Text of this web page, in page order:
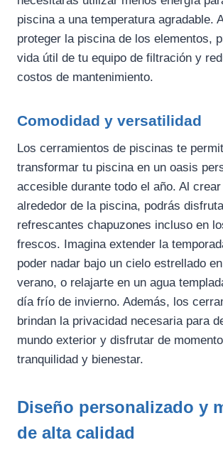
piscina a una temperatura agradable.
proteger la piscina de los elementos,
vida útil de tu equipo de filtración y
costos de mantenimiento.
Comodidad y versatilidad
Los cerramientos de piscinas te
transformar tu piscina en un oasis
accesible durante todo el año. Al
alrededor de la piscina, podrás
refrescantes chapuzones incluso en
frescos. Imagina extender la
poder nadar bajo un cielo estrellado
verano, o relajarte en un agua
día frío de invierno. Además, los
brindan la privacidad necesaria para
mundo exterior y disfrutar de
tranquilidad y bienestar.
Diseño personalizado y
de alta calidad